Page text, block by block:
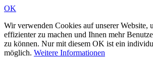
OK
Wir verwenden Cookies auf unserer Website,
effizienter zu machen und Ihnen mehr
zu können. Nur mit diesem OK ist ein
möglich. Weitere Informationen